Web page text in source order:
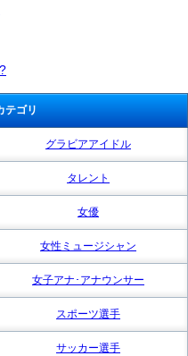
テゴリ
グラビアアイドル
タレント
女優
女性ミュージシャン
女子アナ･アナウンサー
スポーツ選手
サッカー選手